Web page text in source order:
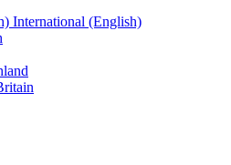
International (English)